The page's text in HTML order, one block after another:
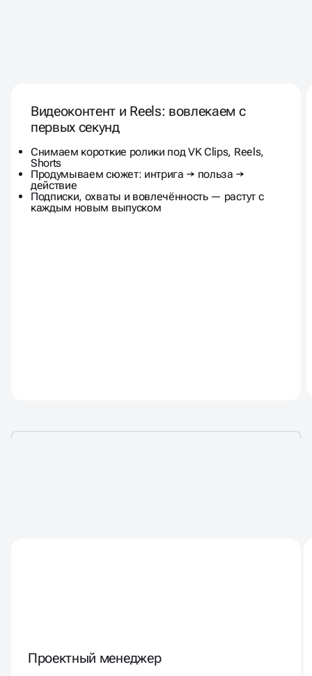
ПРЕВРАЩАЮТ ОХВАТЫ В
СТАБИЛЬНЫЙ ПОТОК ЛИДОВ
Видеоконтент и Reels: вовлекаем с
первых секунд
Снимаем короткие ролики под VK Clips, Reels,
Shorts
Продумываем сюжет: интрига → польза →
действие
Подписки, охваты и вовлечённость — растут с
каждым новым выпуском
Проектный менеджер